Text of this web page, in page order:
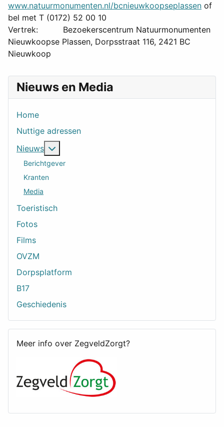
Nieuws en Media
Home
Nuttige adressen
Nieuws
Berichtgever
Kranten
Media
Toeristisch
Fotos
Films
OVZM
Dorpsplatform
B17
Geschiedenis
Meer info over ZegveldZorgt?
www.natuurmonumenten.nl/bcnieuwkoopseplassen of
bel met T (0172) 52 00 10
Vertrek: Bezoekerscentrum Natuurmonumenten
Nieuwkoopse Plassen, Dorpsstraat 116, 2421 BC
Nieuwkoop